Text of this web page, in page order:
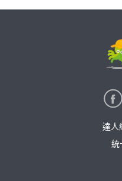
達人
統